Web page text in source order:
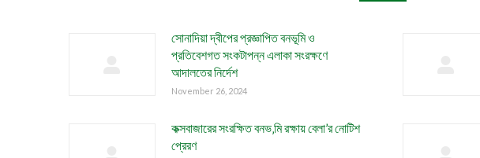
সোনাদিয়া দ্বীপের প্রজ্ঞাপিত বনভূমি ও
প্রতিবেশগত সংকটাপন্ন এলাকা সংরক্ষণে
আদালতের নির্দেশ
November 26, 2024
কক্সবাজারের সংরক্ষিত বনভ‚মি রক্ষায় বেলা’র নোটিশ
প্রেরণ